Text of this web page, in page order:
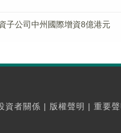
子公司中州國際增資8億港元
資者關係 | 版權聲明 | 重要聲